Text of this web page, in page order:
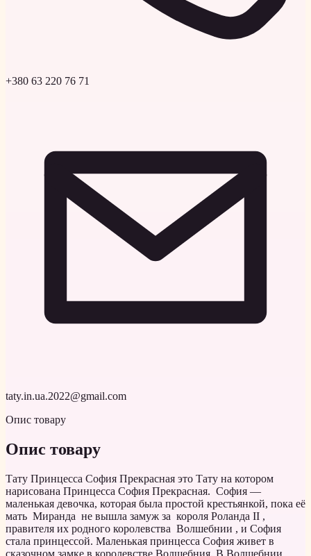
+380 63 220 76 71
taty.in.ua.2022@gmail.com
Опис товару
Опис товару
Тату Принцесса София Прекрасная это Тату на котором
нарисована Принцесса София Прекрасная. София —
маленькая девочка, которая была простой крестьянкой, пока её
мать Миранда не вышла замуж за короля Роланда II ,
правителя их родного королевства Волшебнии , и София
стала принцессой. Маленькая принцесса София живет в